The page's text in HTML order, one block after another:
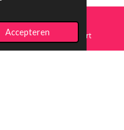
Accepteren Kaart